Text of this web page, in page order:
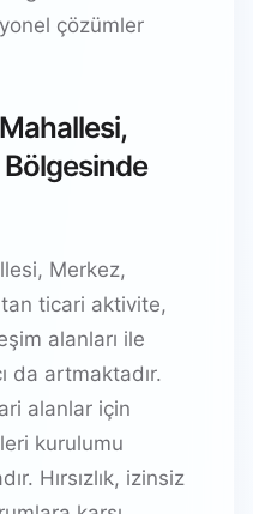
çözümler
Merkez,
ticari aktivite,
alanları ile
da artmaktadır.
alanlar için
kurulumu
Hırsızlık, izinsiz